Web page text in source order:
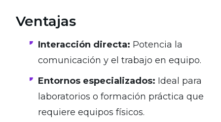
Ventajas
Interacción directa: Potencia la
comunicación y el trabajo en equipo.
Entornos especializados: Ideal para
laboratorios o formación práctica que
requiere equipos físicos.